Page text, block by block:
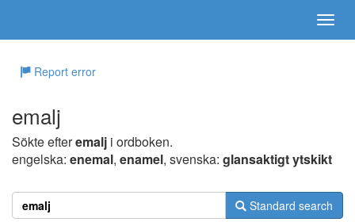
Report error
emalj
Sökte efteremalj i ordboken.
engelska: enemal, enamel, svenska: glansaktigt ytskikt
Standard search